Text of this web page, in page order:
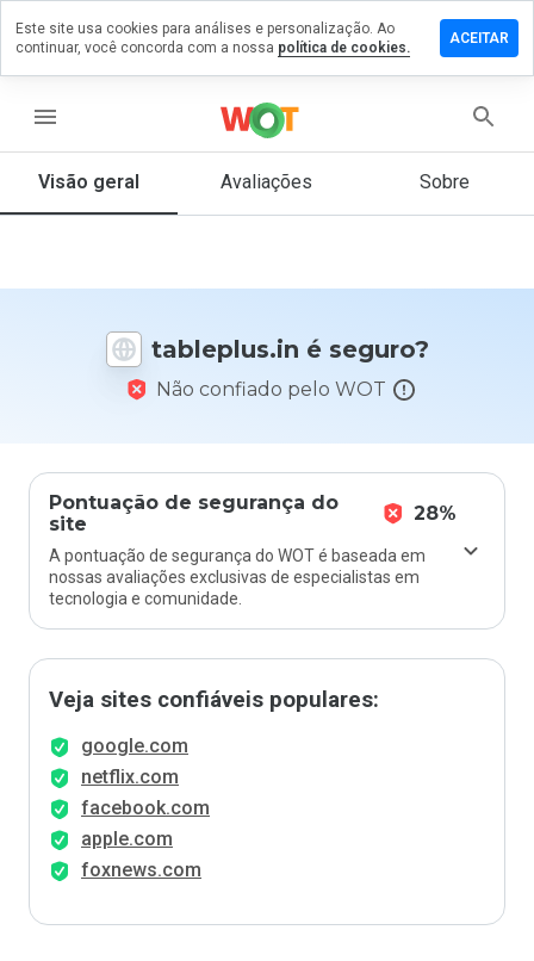
menu
Visão geral Avaliações Sobre
tableplus.in é seguro?
Não confiado pelo WOT
Pontuação de segurança do
site
28%
A pontuação de segurança do WOT é baseada em
nossas avaliações exclusivas de especialistas em
tecnologia e comunidade.
Veja sites confiáveis populares:
google.com
netflix.com
facebook.com
apple.com
foxnews.com
um
que
Este site usa cookies para análises e personalização. Ao
continuar, você concorda com a nossa política de cookies.
ACEITAR